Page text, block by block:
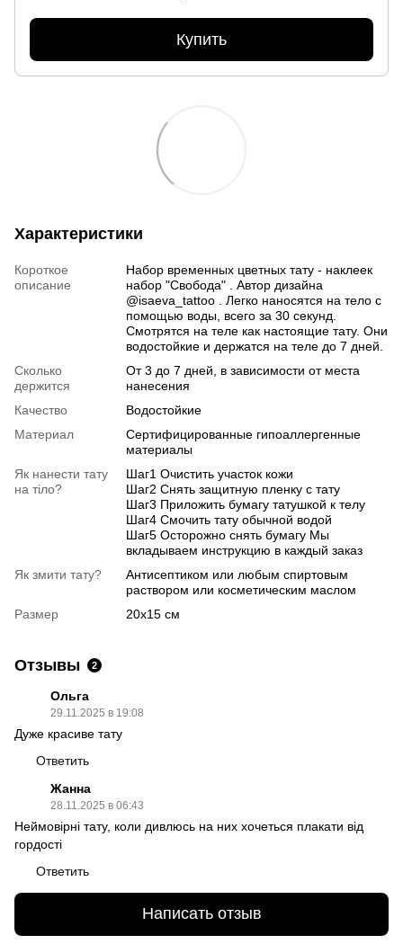
Купить
Характеристики
Короткое
описание
Набор временных цветных тату - наклеек
набор "Свобода" . Автор дизайна
@isaeva_tattoo . Легко наносятся на тело с
помощью воды, всего за 30 секунд.
Смотрятся на теле как настоящие тату. Они
водостойкие и держатся на теле до 7 дней.
Сколько
держится
От 3 до 7 дней, в зависимости от места
нанесения
Качество
Водостойкие
Материал
Сертифицированные гипоаллергенные
материалы
Як нанести тату
на тіло?
Шаг1 Очистить участок кожи
Шаг2 Снять защитную пленку с тату
Шаг3 Приложить бумагу татушкой к телу
Шаг4 Смочить тату обычной водой
Шаг5 Осторожно снять бумагу Мы
вкладываем инструкцию в каждый заказ
Як змити тату?
Антисептиком или любым спиртовым
раствором или косметическим маслом
Размер
20х15 см
Отзывы 2
Ольга
29.11.2025 в 19:08
Дуже красиве тату
Ответить
Жанна
28.11.2025 в 06:43
Неймовірні тату, коли дивлюсь на них хочеться плакати від
гордості
Ответить
Написать отзыв